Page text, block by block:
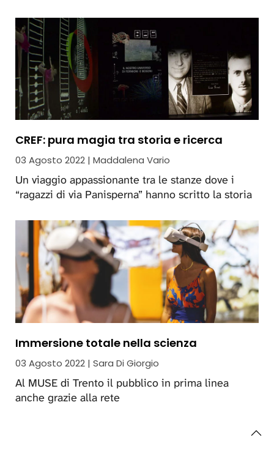
CREF: pura magia tra storia e ricerca
03 Agosto 2022 | Maddalena Vario
Un viaggio appassionante tra le stanze dove i
“ragazzi di via Panisperna” hanno scritto la storia
Immersione totale nella scienza
03 Agosto 2022 | Sara Di Giorgio
Al MUSE di Trento il pubblico in prima linea
anche grazie alla rete